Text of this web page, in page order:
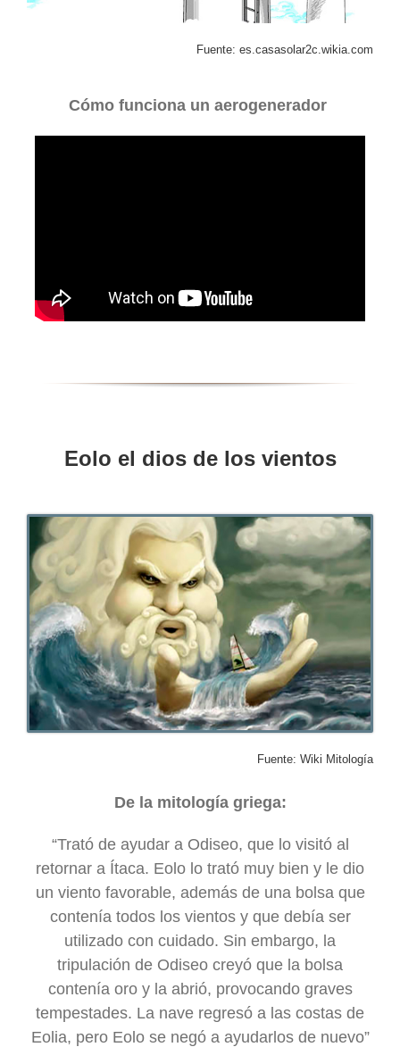
Fuente: es.casasolar2c.wikia.com
Cómo funciona un aerogenerador
Eolo el dios de los vientos
Fuente: Wiki Mitología
De la mitología griega:
“Trató de ayudar a Odiseo, que lo visitó al
retornar a Ítaca. Eolo lo trató muy bien y le dio
un viento favorable, además de una bolsa que
contenía todos los vientos y que debía ser
utilizado con cuidado. Sin embargo, la
tripulación de Odiseo creyó que la bolsa
contenía oro y la abrió, provocando graves
tempestades. La nave regresó a las costas de
Eolia, pero Eolo se negó a ayudarlos de nuevo”